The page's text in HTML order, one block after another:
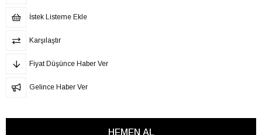
İstek Listeme Ekle
Karşılaştır
Fiyat Düşünce Haber Ver
Gelince Haber Ver